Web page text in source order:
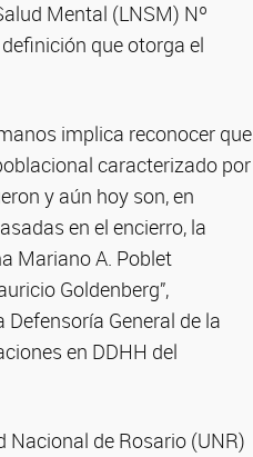
Mental (LNSM) Nº
que otorga el
implica reconocer que
caracterizado por
y aún hoy son, en
en el encierro, la
Mariano A. Poblet
Goldenberg”,
General de la
en DDHH del
Nacional de Rosario (UNR)